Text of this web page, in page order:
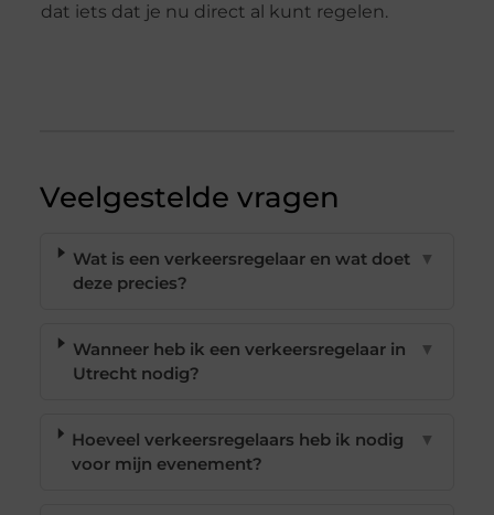
dat iets dat je nu direct al kunt regelen.
Veelgestelde vragen
Wat is een verkeersregelaar en wat doet
deze precies?
▼
Wanneer heb ik een verkeersregelaar in
Utrecht nodig?
▼
Hoeveel verkeersregelaars heb ik nodig
voor mijn evenement?
▼